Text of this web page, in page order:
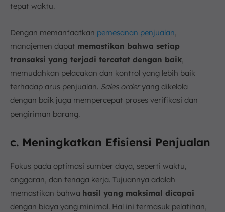
tepat waktu.
Dengan memanfaatkan pemesanan penjualan
manajemen dapat memastikan bahwa setiap
transaksi yang terjadi tercatat dengan baik
memudahkan pelacakan dan kontrol yang lebih baik
terhadap arus penjualan. Sales orderyang dikelola
dengan baik juga mempercepat proses verifikasi dan
pengiriman barang.
c. Meningkatkan Efisiensi Penjualan
Fokus pada optimasi sumber daya, seperti waktu,
anggaran, dan tenaga kerja. Tujuannya adalah
memastikan bahwa hasil yang maksimal dicapai
dengan biaya yang minimal. Hal ini termasuk pelatihan,